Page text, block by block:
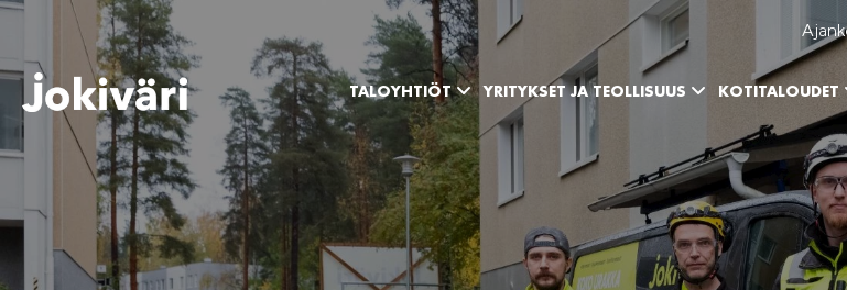
TALOYHTIÖT YRITYKSET JA TEOLLISUUS KOTITALOUDET